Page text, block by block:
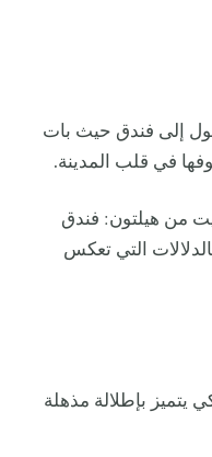
إلى فندق حيث بات
في قلب المدينة.
من هيلتون: فندق
التي تعكس
يتميز بإطلالة مذهلة